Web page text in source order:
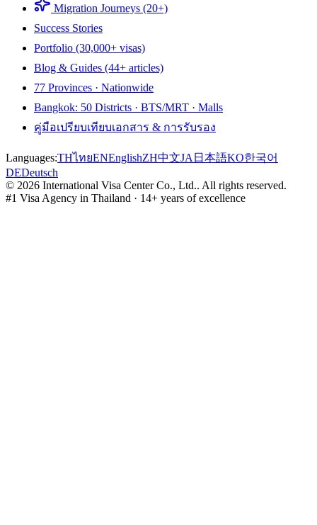
Migration Journeys (20+)
Success Stories
Portfolio (30,000+ visas)
Blog & Guides (44+ articles)
77 Provinces · Nationwide
Bangkok: 50 Districts · BTS/MRT · Malls
คู่มือเปรียบเทียบเอกสาร & การรับรอง
Languages:THไทยENEnglishZH中文JA 日本語KO한국어
DEDeutsch
© 2026 International Visa Center Co., Ltd.. All rights reserved.
#1 Visa Agency in Thailand · 14+ years of excellence